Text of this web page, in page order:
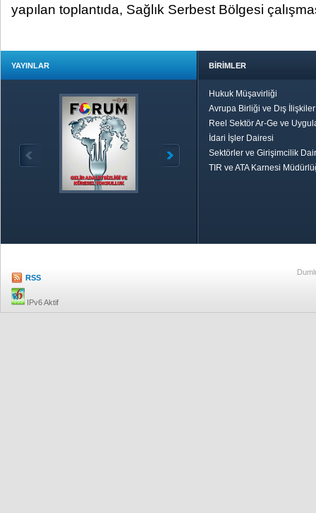
yapılan toplantıda, Sağlık Serbest Bölgesi
YAYINLAR BİRİMLER
Hukuk Müşavirliği
Avrupa Birliği ve Dış
Reel Sektör Ar-Ge ve
İdari İşler Dairesi
Sektörler ve Girişimcilik
TIR ve ATA Karnesi
RSS
IPv6 Aktif